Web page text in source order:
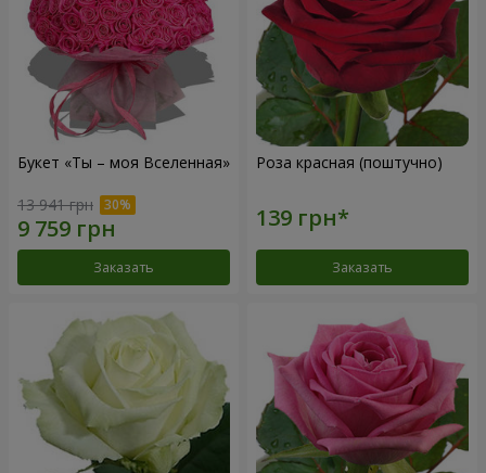
Букет «Ты – моя Вселенная»
13 941 грн
Заказать
Роза красная (поштучно)
Заказать